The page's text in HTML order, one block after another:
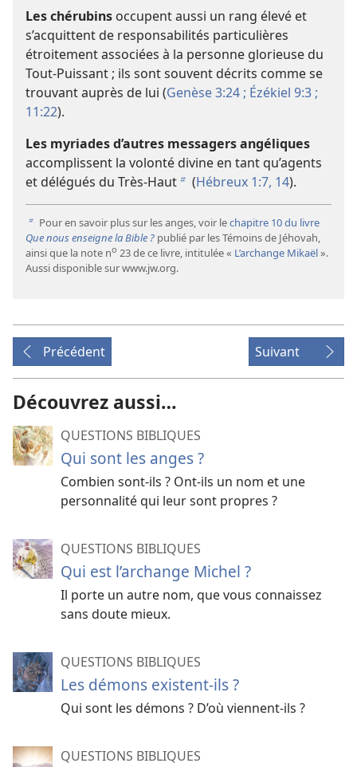
Les chérubins occupent aussi un rang élevé et
s’acquittent de responsabilités particulières
étroitement associées à la personne glorieuse du
Tout-Puissant ; ils sont souvent décrits comme se
trouvant auprès de lui (Genèse 3:24 ; Ézékiel 9:3 ;
11:22).
Les myriades d’autres messagers angéliques
accomplissent la volonté divine en tant qu’agents
et délégués du Très-Hautb (Hébreux 1:7, 14).
b Pour en savoir plus sur les anges, voir lechapitre 10 du livre
Que nous enseigne la Bible ? publié par les Témoins de Jéhovah,
ainsi que la note no 23 de ce livre, intitulée « L’archange Mikaël».
Aussi disponible sur www.jw.org.
Précédent Suivant
Découvrez aussi…
QUESTIONS BIBLIQUES
Qui sont les anges ?
Combien sont-ils ? Ont-ils un nom et une
personnalité qui leur sont propres ?
QUESTIONS BIBLIQUES
Qui est l’archange Michel ?
Il porte un autre nom, que vous connaissez
sans doute mieux.
QUESTIONS BIBLIQUES
Les démons existent-ils ?
Qui sont les démons ? D’où viennent-ils ?
QUESTIONS BIBLIQUES